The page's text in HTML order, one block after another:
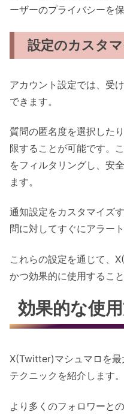
ーザーのプライバシーを保
設定のカスタ
アカウント設定では、受
できます。
質問の匿名度を選択した
限することが可能です。
をフィルタリングし、安
ます。
通知設定をカスタマイズ
問に対してすぐにアラー
これらの設定を通じて、
かつ効果的に使用するこ
効果的な使
X(Twitter)マシュマロを最
テクニックを紹介します。
より多くのフォロワーと